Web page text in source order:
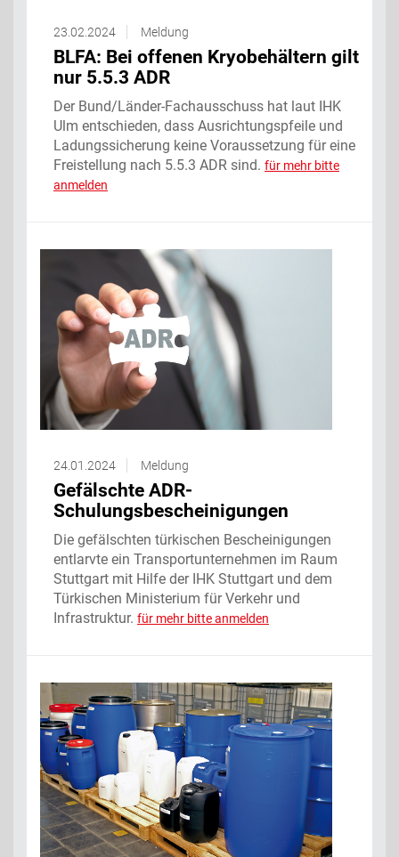
23.02.2024 Meldung
BLFA: Bei offenen Kryobehältern gilt
nur 5.5.3 ADR
Der Bund/Länder-Fachausschuss hat laut IHK
Ulm entschieden, dass Ausrichtungspfeile und
Ladungssicherung keine Voraussetzung für eine
Freistellung nach 5.5.3 ADR sind. für mehr bitte
anmelden
24.01.2024 Meldung
Gefälschte ADR-
Schulungsbescheinigungen
Die gefälschten türkischen Bescheinigungen
entlarvte ein Transportunternehmen im Raum
Stuttgart mit Hilfe der IHK Stuttgart und dem
Türkischen Ministerium für Verkehr und
Infrastruktur. für mehr bitte anmelden